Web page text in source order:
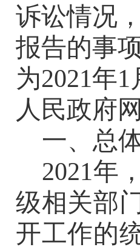
诉讼情况，
报告的事
为2021年1
人民政府
一、 总
2021年，
级相关部
开工作的